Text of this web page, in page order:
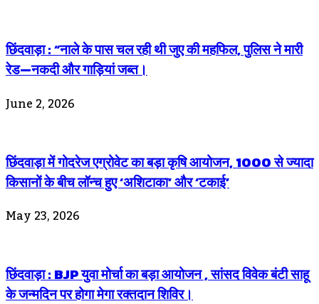
छिंदवाड़ा : “नाले के पास चल रही थी जुए की महफिल, पुलिस ने मारी
रेड—नकदी और गाड़ियां जब्त।
June 2, 2026
छिंदवाड़ा में गोदरेज एग्रोवेट का बड़ा कृषि आयोजन, 1000 से ज्यादा
किसानों के बीच लॉन्च हुए ‘अशिटाका’ और ‘टकाई’
May 23, 2026
छिंदवाड़ा : BJP युवा मोर्चा का बड़ा आयोजन , सांसद विवेक बंटी साहू
के जन्मदिन पर होगा मेगा रक्तदान शिविर।